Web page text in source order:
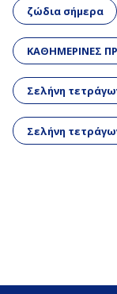
ζώδια σήμερα
ΚΑΘΗΜΕΡΙΝΕΣ
Σελήνη
Σελήνη